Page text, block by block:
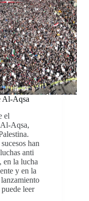
Al-Aqsa
el
Aqsa,
han
anti
en la lucha
y en la
leer